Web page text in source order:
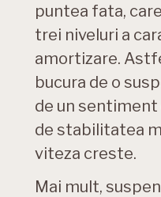
puntea fata,
trei niveluri a
amortizare.
bucura de o
de un
de stabilitatea
viteza creste.
Mai mult,